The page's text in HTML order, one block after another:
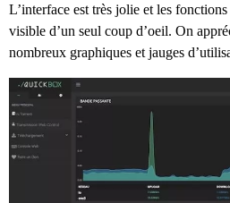
L’interface est très jolie et les
visible d’un seul coup d’oeil. On
nombreux graphiques et jauges